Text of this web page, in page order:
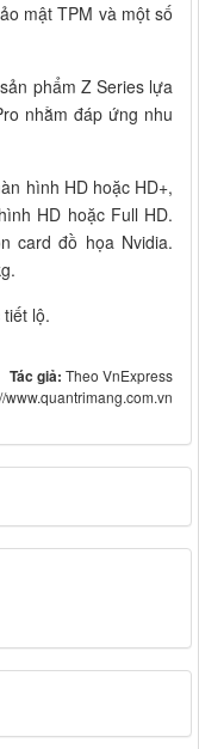
mật TPM và một số
phẩm Z Series lựa
nhằm đáp ứng nhu
hình HD hoặc HD+,
HD hoặc Full HD.
card đồ họa Nvidia.
lộ.
Tác giả: Theo VnExpress
www.quantrimang.com.vn